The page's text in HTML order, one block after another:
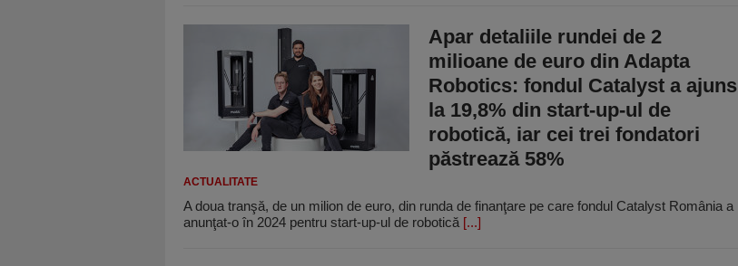
Apar detaliile rundei de 2
milioane de euro din Adapta
Robotics: fondul Catalyst a ajuns
la 19,8% din start-up-ul de
robotică, iar cei trei fondatori
păstrează 58%
ACTUALITATE
A doua tranşă, de un milion de euro, din runda de finanţare pe care fondul Catalyst România a
anunţat-o în 2024 pentru start-up-ul de robotică [...]